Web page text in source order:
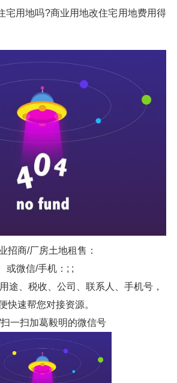
用地吗?商业用地改住宅用地费用得
招商/厂房土地租售：
或微信/手机：; ;
途、税收、公司、联系人、手机号，
快速帮您对接资源。
一扫加葛毅明的微信号